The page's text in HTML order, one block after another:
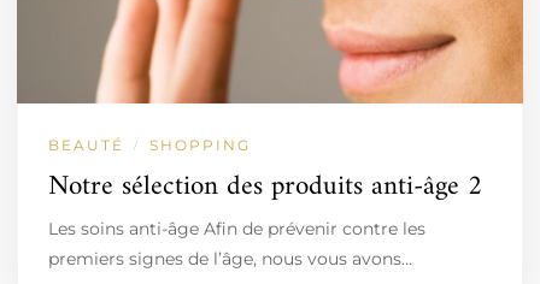
BEAUTÉ / SHOPPING
Notre sélection des produits anti-âge 2
Les soins anti-âge Afin de prévenir contre les
premiers signes de l’âge, nous vous avons…